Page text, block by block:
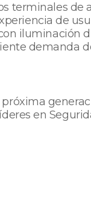
terminales de
de
iluminación
demanda
en